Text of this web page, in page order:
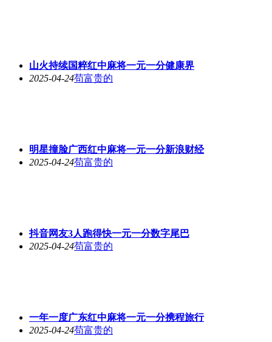
山火持续国粹红中麻将一元一分健康界
2025-04-24苟富贵的
明星撞脸广西红中麻将一元一分新浪财经
2025-04-24苟富贵的
抖音网友3人跑得快一元一分数字尾巴
2025-04-24苟富贵的
一年一度广东红中麻将一元一分携程旅行
2025-04-24苟富贵的